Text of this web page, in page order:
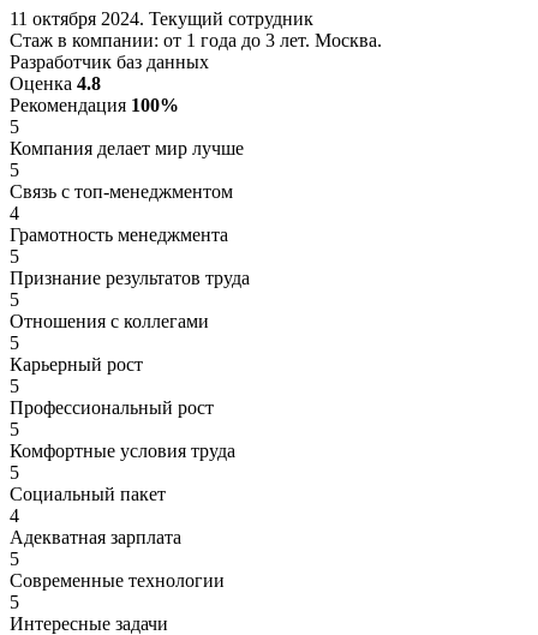
11 октября 2024. Текущий сотрудник
Стаж в компании: от 1 года до 3 лет. Москва.
Разработчик баз данных
Оценка 4.8
Рекомендация 100%
5
Компания делает мир лучше
5
Связь с топ-менеджментом
4
Грамотность менеджмента
5
Признание результатов труда
5
Отношения с коллегами
5
Карьерный рост
5
Профессиональный рост
5
Комфортные условия труда
5
Социальный пакет
4
Адекватная зарплата
5
Современные технологии
5
Интересные задачи